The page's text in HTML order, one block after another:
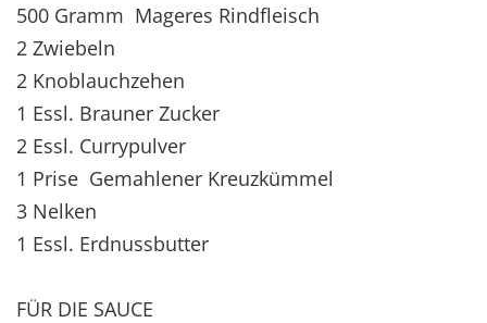
500 Gramm Mageres Rindfleisch
2 Zwiebeln
2 Knoblauchzehen
1 Essl. Brauner Zucker
2 Essl. Currypulver
1 Prise Gemahlener Kreuzkümmel
3 Nelken
1 Essl. Erdnussbutter
FÜR DIE SAUCE